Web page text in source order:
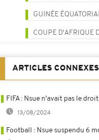
GUINÉE
COUPE D'AFRIQUE
ARTICLES CONNEXES
FIFA : Nsue n'avait pas le
13/08/2024
Football : Nsue suspendu 6